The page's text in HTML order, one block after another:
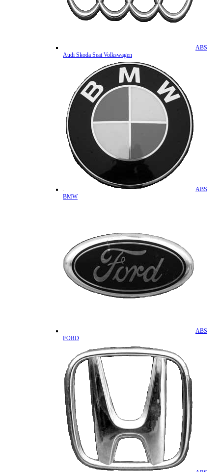
ABS
Audi Skoda Seat Volkswagen
ABS
BMW
ABS
FORD